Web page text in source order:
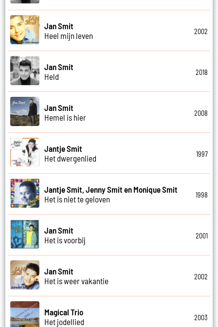
Jan Smit
Heel mijn leven
2002
Jan Smit
Held
2018
Jan Smit
Hemel is hier
2008
Jantje Smit
Het dwergenlied
1997
Jantje Smit, Jenny Smit en Monique Smit
Het is niet te geloven
1998
Jan Smit
Het is voorbij
2001
Jan Smit
Het is weer vakantie
2002
Magical Trio
Het jodellied
2003